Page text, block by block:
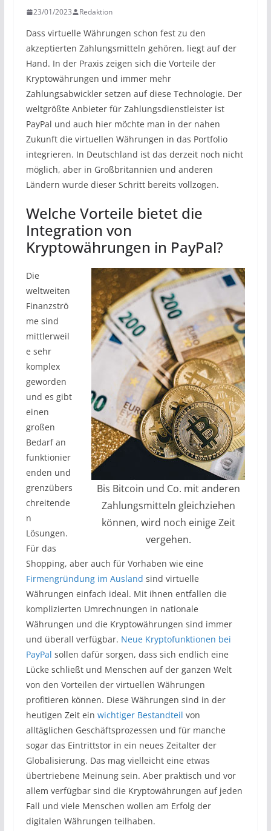
23/01/2023 Redaktion
Dass virtuelle Währungen schon fest zu den
akzeptierten Zahlungsmitteln gehören, liegt auf der
Hand. In der Praxis zeigen sich die Vorteile der
Kryptowährungen und immer mehr
Zahlungsabwickler setzen auf diese Technologie. Der
weltgrößte Anbieter für Zahlungsdienstleister ist
PayPal und auch hier möchte man in der nahen
Zukunft die virtuellen Währungen in das Portfolio
integrieren. In Deutschland ist das derzeit noch nicht
möglich, aber in Großbritannien und anderen
Ländern wurde dieser Schritt bereits vollzogen.
Welche Vorteile bietet die
Integration von
Kryptowährungen in PayPal?
Bis Bitcoin und Co. mit anderen
Zahlungsmitteln gleichziehen
können, wird noch einige Zeit
vergehen.
Die
weltweiten
Finanzströ
me sind
mittlerweil
e sehr
komplex
geworden
und es gibt
einen
großen
Bedarf an
funktionier
enden und
grenzübers
chreitende
n
Lösungen.
Für das
Shopping, aber auch für Vorhaben wie eine
Firmengründung im Ausland sind virtuelle
Währungen einfach ideal. Mit ihnen entfallen die
komplizierten Umrechnungen in nationale
Währungen und die Kryptowährungen sind immer
und überall verfügbar. Neue Kryptofunktionen bei
PayPal sollen dafür sorgen, dass sich endlich eine
Lücke schließt und Menschen auf der ganzen Welt
von den Vorteilen der virtuellen Währungen
profitieren können. Diese Währungen sind in der
heutigen Zeit ein wichtiger Bestandteil von
alltäglichen Geschäftsprozessen und für manche
sogar das Eintrittstor in ein neues Zeitalter der
Globalisierung. Das mag vielleicht eine etwas
übertriebene Meinung sein. Aber praktisch und vor
allem verfügbar sind die Kryptowährungen auf jeden
Fall und viele Menschen wollen am Erfolg der
digitalen Währungen teilhaben.